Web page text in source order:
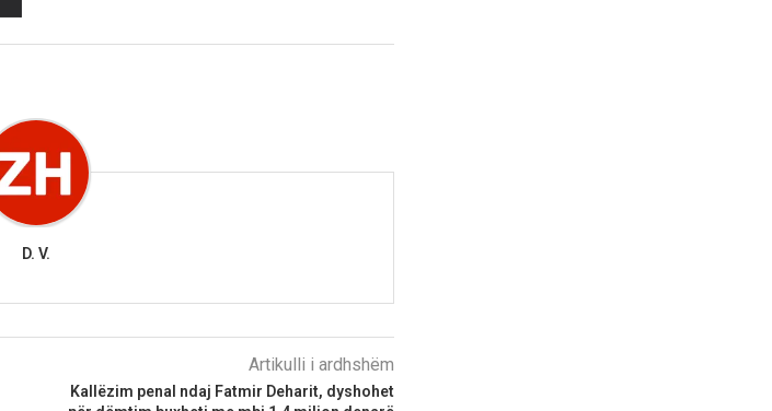
D. V.
Artikulli i ardhshëm
Kallëzim penal ndaj Fatmir Deharit, dyshohet